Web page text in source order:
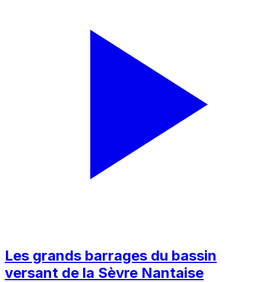
Les grands barrages du bassin
versant de la Sèvre Nantaise